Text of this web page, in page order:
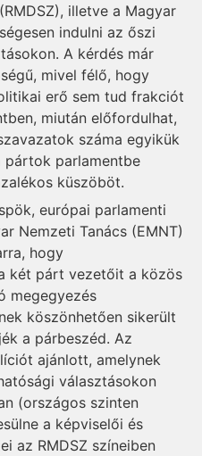
illetve a Magyar
indulni az őszi
A kérdés már
mivel félő, hogy
erő sem tud frakciót
miután előfordulhat,
száma egyikük
pártok parlamentbe
küszöböt.
európai parlamenti
Nemzeti Tanács (EMNT)
hogy
két párt vezetőit a közös
megegyezés
köszönhetően sikerült
a párbeszéd. Az
ajánlott, amelynek
választásokon
(országos szinten
a képviselői és
az RMDSZ színeiben